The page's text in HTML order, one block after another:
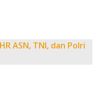
ASN, TNI, dan Polri